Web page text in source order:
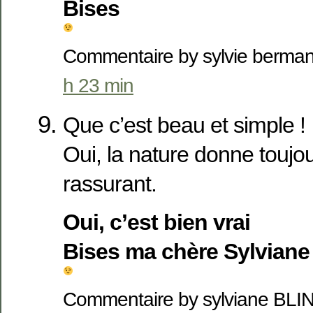
Bises
Commentaire by sylvie
h 23 min
Que c’est beau et simple !
Oui, la nature donne
rassurant.
Oui, c’est bien vrai
Bises ma chère Sylviane
Commentaire by sylviane